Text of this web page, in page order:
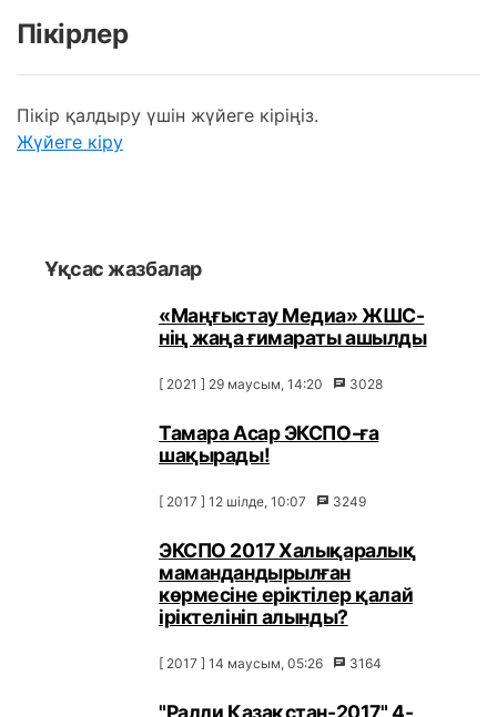
Пікірлер
Пікір қалдыру үшін жүйеге кіріңіз.
Жүйеге кіру
Ұқсас жазбалар
«Маңғыстау Медиа» ЖШС-
нің жаңа ғимараты ашылды
[ 2021 ] 29 маусым, 14:20 3028
Тамара Асар ЭКСПО-ға
шақырады!
[ 2017 ] 12 шілде, 10:07 3249
ЭКСПО 2017 Халықаралық
мамандандырылған
көрмесіне еріктілер қалай
іріктелініп алынды?
[ 2017 ] 14 маусым, 05:26 3164
"Ралли Қазақстан-2017" 4-